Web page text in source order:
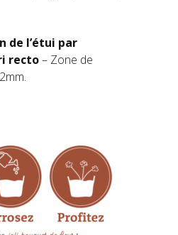
de l’étui par
recto– Zone de